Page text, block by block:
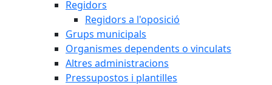
Regidors
Regidors a l'oposició
Grups municipals
Organismes dependents o vinculats
Altres administracions
Pressupostos i plantilles